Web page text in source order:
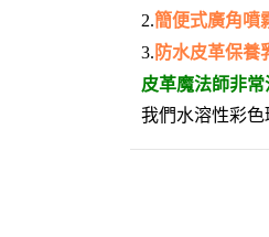
2.簡便式廣角噴
3. 防水皮革保養
皮革魔法師非常
我們水溶性彩